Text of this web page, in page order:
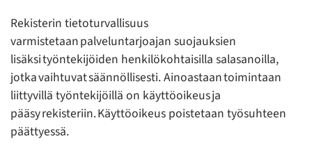
Rekisterin tietoturvallisuus
varmistetaan palveluntarjoajan suojauksien
lisäksi työntekijöiden henkilökohtaisilla salasanoilla,
jotka vaihtuvat säännöllisesti. Ainoastaan toimintaan
liittyvillä työntekijöillä on käyttöoikeus ja
pääsy rekisteriin. Käyttöoikeus poistetaan työsuhteen
päättyessä.